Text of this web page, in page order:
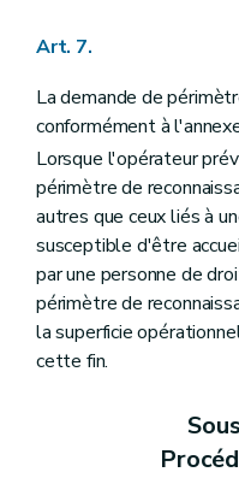
Art. 7.
La demande de
conformément à
Lorsque l'opérateur
périmètre de
autres que ceux liés à
susceptible d'être
par une personne de
périmètre de
la superficie
cette fin.